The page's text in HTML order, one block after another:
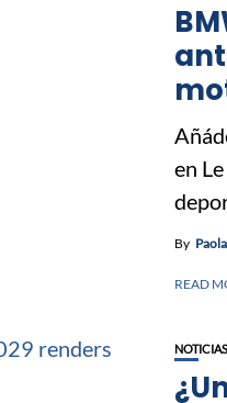
en
By
READ
NOTICIAS